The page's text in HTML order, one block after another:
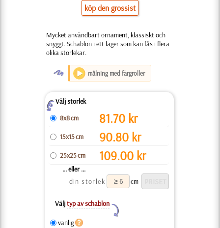
köp den grossist
Mycket användbart ornament, klassiskt och
snyggt. Schablon i ett lager som kan fås i flera
olika storlekar.
O målning med färgroller
ZVälj storlek
8x8 cm
81.70 kr
15x15 cm 90.80 kr
25x25 cm 109.00 kr
... eller ...
din storlek
cm
Väljtyp av schablon
Y
vanlig